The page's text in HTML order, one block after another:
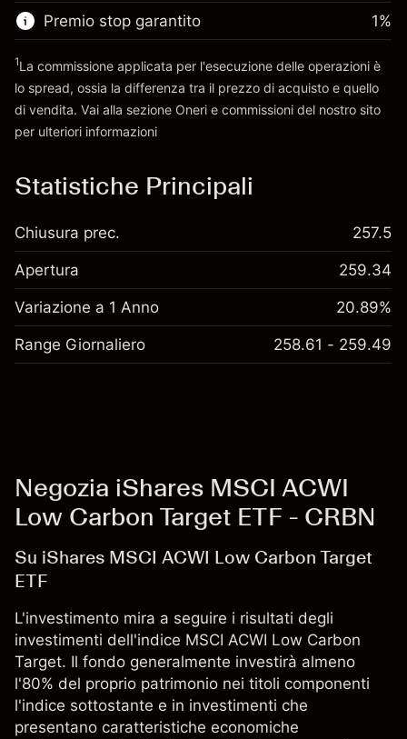
Vai alla piattaforma
~$5,000.00
Denaro da leva ~
Vai alla piattaforma
Premio stop garantito 1%
1La commissione applicata per l'esecuzione delle operazioni è
lo spread, ossia la differenza tra il prezzo di acquisto e quello
di vendita. Vai alla sezione Oneri e commissioni del nostro sito
per ulteriori informazioni
Statistiche Principali
Chiusura prec. 257.5
Apertura 259.34
Variazione a 1 Anno 20.89%
Range Giornaliero 258.61 - 259.49
Negozia iShares MSCI ACWI
Low Carbon Target ETF - CRBN
Su iShares MSCI ACWI Low Carbon Target
ETF
L'investimento mira a seguire i risultati degli
investimenti dell'indice MSCI ACWI Low Carbon
Target. Il fondo generalmente investirà almeno
l'80% del proprio patrimonio nei titoli componenti
l'indice sottostante e in investimenti che
presentano caratteristiche economiche